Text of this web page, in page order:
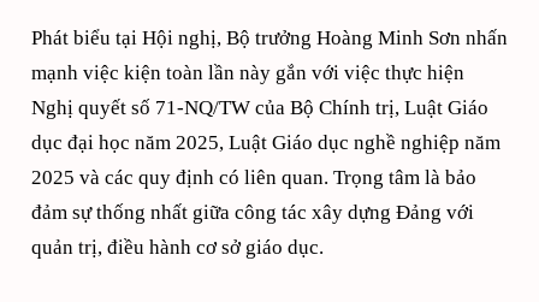
Phát biểu tại Hội nghị, Bộ trưởng Hoàng Minh Sơn nhấn
mạnh việc kiện toàn lần này gắn với việc thực hiện
Nghị quyết số 71-NQ/TW của Bộ Chính trị, Luật Giáo
dục đại học năm 2025, Luật Giáo dục nghề nghiệp năm
2025 và các quy định có liên quan. Trọng tâm là bảo
đảm sự thống nhất giữa công tác xây dựng Đảng với
quản trị, điều hành cơ sở giáo dục.